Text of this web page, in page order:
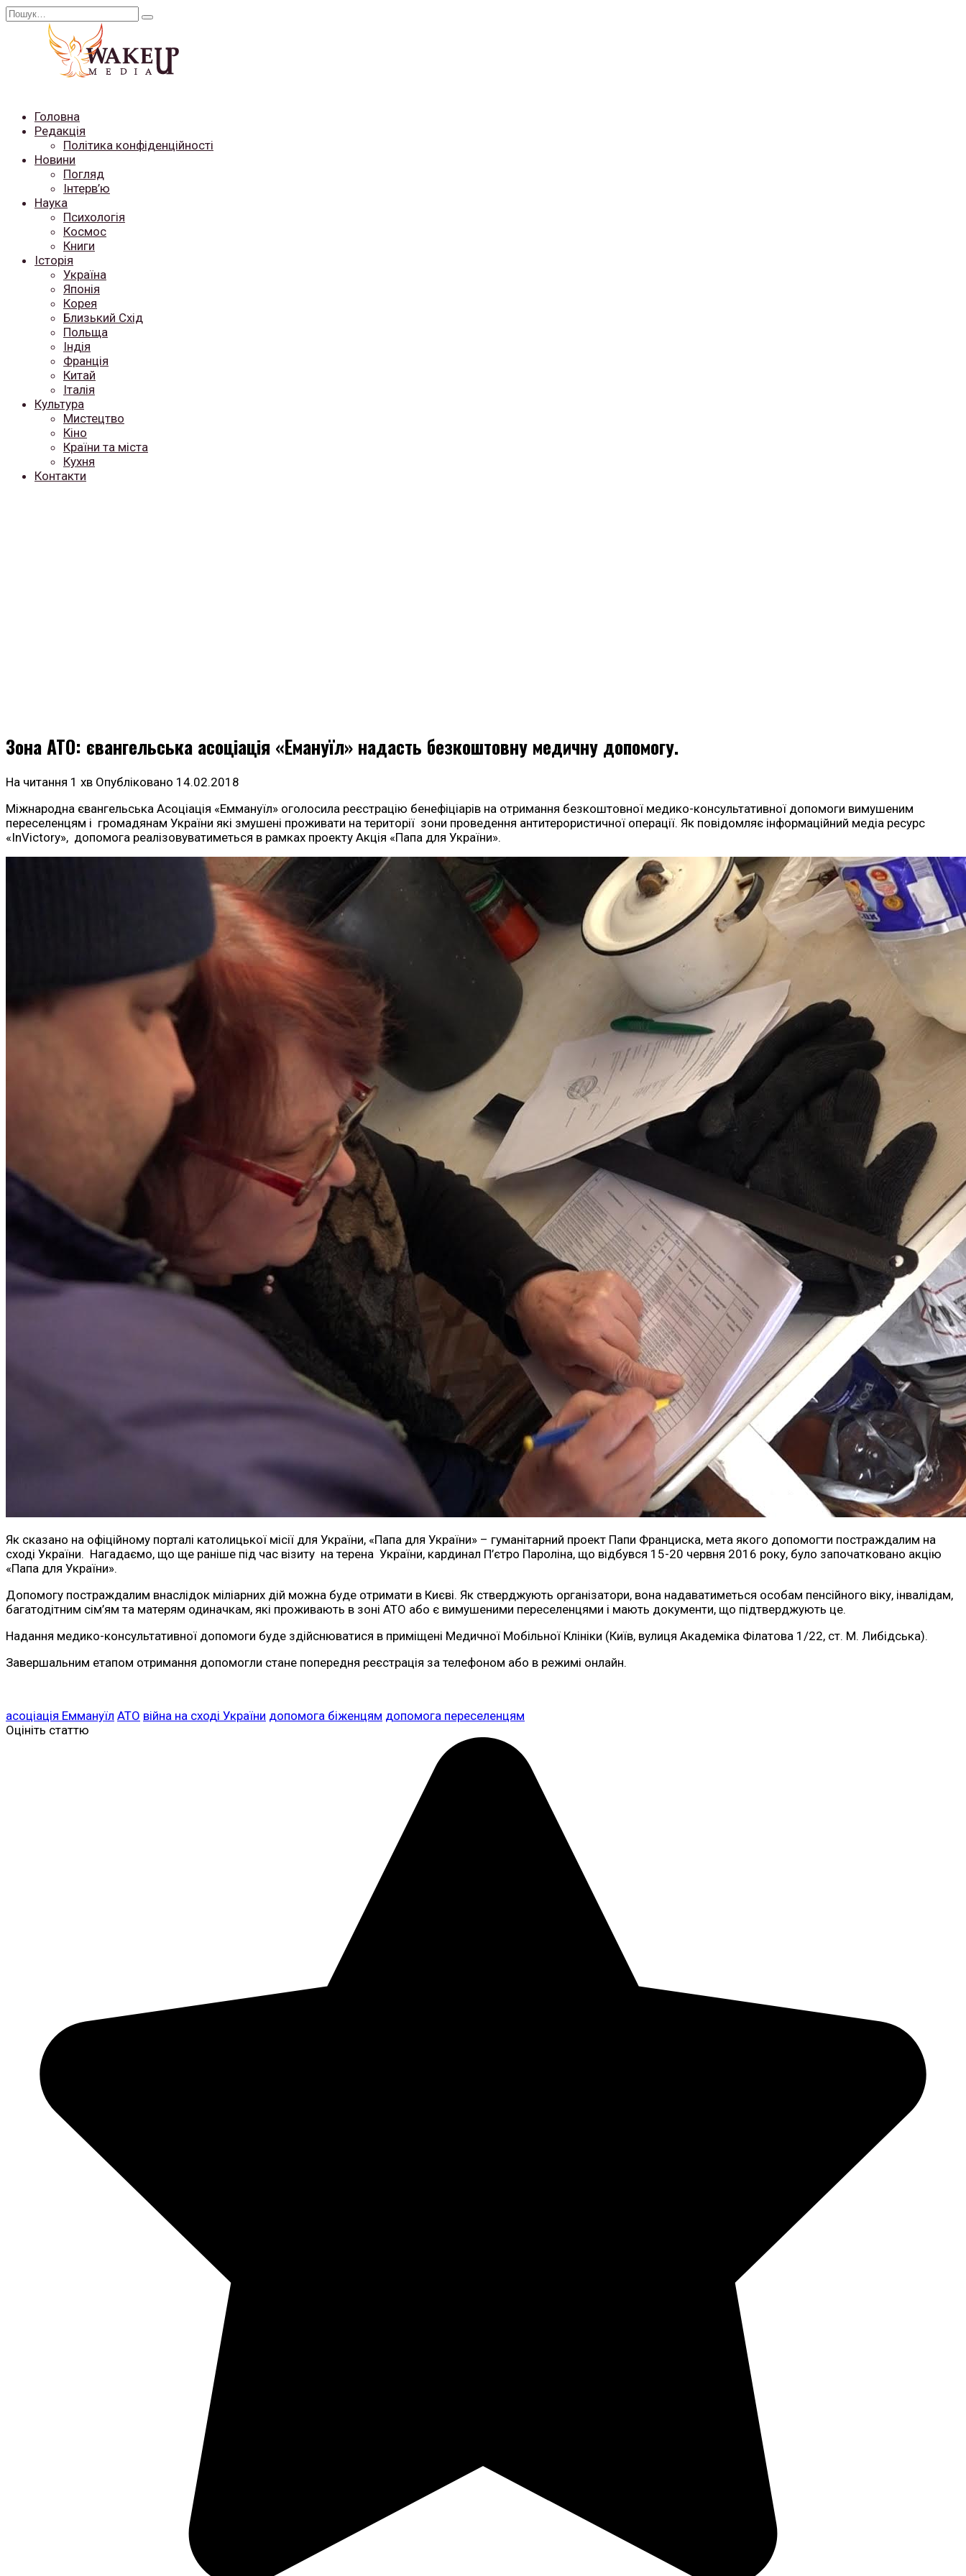
Перейти
Search
Головна
Редакція
Політика конфіденційності
Новини
Погляд
Інтерв’ю
Наука
Психологія
Космос
Книги
Історія
Україна
Японія
Корея
Близький Схід
Польща
Індія
Франція
Китай
Італія
Культура
Мистецтво
Кіно
Країни та міста
Кухня
Контакти
Зона АТО: євангельська асоціація «Емануїл» надасть безкоштовну медичну допомогу.
На читання 1 хв Опубліковано 14.02.2018
Міжнародна євангельська Асоціація «Еммануїл» оголосила реєстрацію бенефіціарів на отримання безкоштовної медико-консультативної допомоги вимушеним
переселенцям і громадянам України які змушені проживати на території зони проведення антитерористичної операції. Як повідомляє інформаційний медіа ресурс
«InVictory», допомога реалізовуватиметься в рамках проекту Акція «Папа для України».
Як сказано на офіційному порталі католицької місії для України, «Папа для України» – гуманітарний проект Папи Франциска, мета якого допомогти постраждалим на
сході України. Нагадаємо, що ще раніше під час візиту на терена України, кардинал П’єтро Пароліна, що відбувся 15-20 червня 2016 року, було започатковано акцію
«Папа для України».
Допомогу постраждалим внаслідок міліарних дій можна буде отримати в Києві. Як стверджують організатори, вона надаватиметься особам пенсійного віку, інвалідам,
багатодітним сім’ям та матерям одиначкам, які проживають в зоні АТО або є вимушеними переселенцями і мають документи, що підтверджують це.
Надання медико-консультативної допомоги буде здійснюватися в приміщені Медичної Мобільної Клініки (Київ, вулиця Академіка Філатова 1/22, ст. М. Либідська).
Завершальним етапом отримання допомогли стане попередня реєстрація за телефоном або в режимі онлайн.
асоціація Еммануїл АТО війна на сході України допомога біженцям допомога переселенцям
Оцініть статтю